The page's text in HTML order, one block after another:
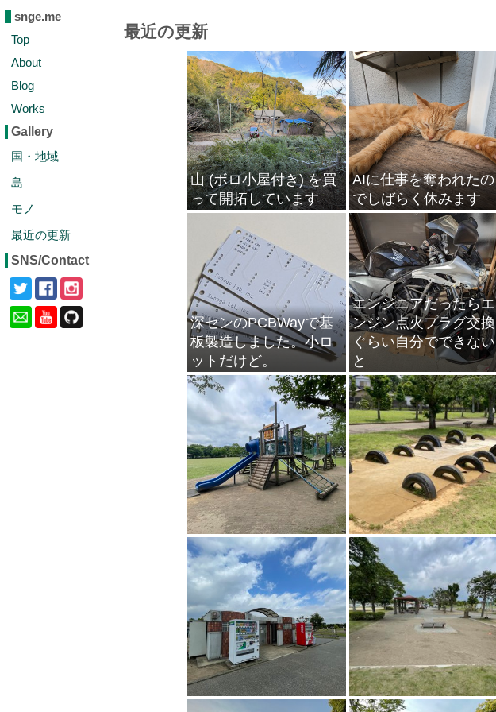
snge.me
Top
About
Blog
Works
Gallery
国・地域
島
モノ
最近の更新
SNS/Contact
最近の更新
山 (ボロ小屋付き) を買
って開拓しています
AIに仕事を奪われたの
でしばらく休みます
深センのPCBWayで基
板製造しました。小ロ
ットだけど。
エンジニアだったらエ
ンジン点火プラグ交換
ぐらい自分でできない
と